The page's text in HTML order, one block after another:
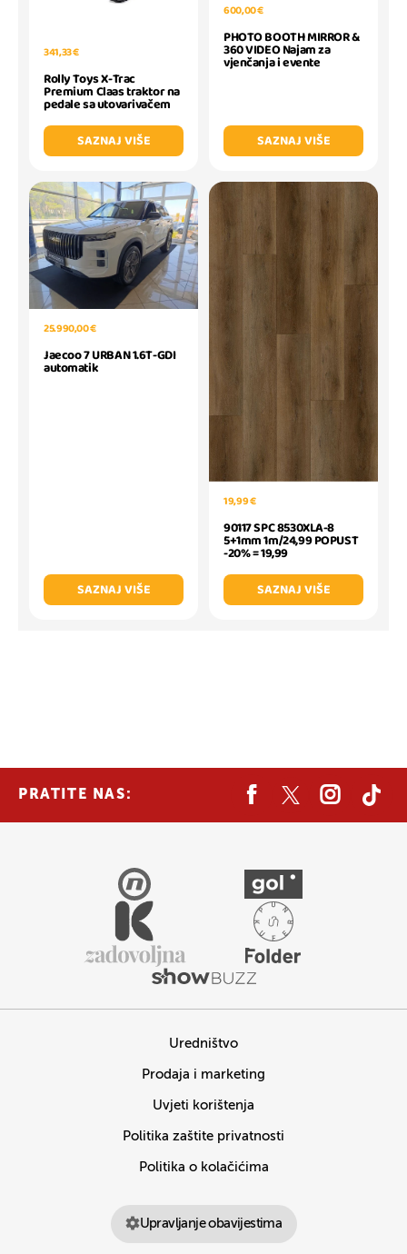
341,33 €
Rolly Toys X-Trac
Premium Claas traktor na
pedale sa utovarivačem
SAZNAJ VIŠE
600,00 €
PHOTO BOOTH MIRROR &
360 VIDEO Najam za
vjenčanja i evente
SAZNAJ VIŠE
25.990,00 €
Jaecoo 7 URBAN 1.6T-GDI
automatik
SAZNAJ VIŠE
19,99 €
90117 SPC 8530XLA-8
5+1mm 1m/24,99 POPUST
-20% = 19,99
SAZNAJ VIŠE
PRATITE NAS:
Uredništvo
Prodaja i marketing
Uvjeti korištenja
Politika zaštite privatnosti
Politika o kolačićima
Upravljanje obavijestima